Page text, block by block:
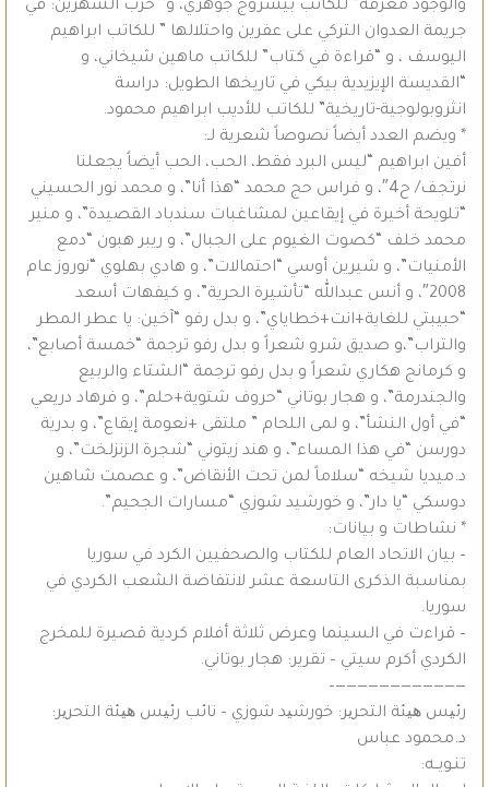
والوجود معرفة” للكاتب بيشروج جوهري، و “حرب الشهرين: في
جريمة العدوان التركي على عفرين واحتلالها ” للكاتب ابراهيم
اليوسف ، و “قراءة في كتاب” للكاتب ماهين شيخاني، و
“القديسة الإيزيدية بيكي في تاريخها الطويل: دراسة
انثروبولوجية-تاريخية” للكاتب للأديب ابراهيم محمود.
* ويضم العدد أيضاً نصوصاً شعرية لـ:
أفين ابراهيم “ليس البرد فقط، الحب، الحب أيضاً يجعلنا
نرتجف/ ح4″، و فراس حج محمد “هذا أنا”، و محمد نور الحسيني
“تلويحة أخيرة في إيقاعين لمشاغبات سندباد القصيدة”، و منير
محمد خلف “كصوت الغيوم على الجبال”، و ريبر هبون “دمع
الأمنيات”، و شيرين أوسي “احتمالات”، و هادي بهلوي “نوروز عام
2008″، و أنس عبدالله “تأشيرة الحرية”، و كيفهات أسعد
“حبيبتي للغاية+انت+خطاياي”، و بدل رفو “آخين: يا عطر المطر
والتراب”،و صديق شرو شعراً و بدل رفو ترجمة “خمسة أصابع”،
و كرمانج هكاري شعراً و بدل رفو ترجمة “الشتاء والربيع
والجندرمة”، و هجار بوتاني “حروف شتوية+حلم”، و فرهاد دريعي
“في أول النشأ”، و لمى اللحام ” ملتقى +نعومة إيقاع”، و بدرية
دورسن “في هذا المساء”، و هند زيتوني “شجرة الزنزلخت”، و
د.ميديا شيخه “سلاماً لمن تحت الأنقاض”، و عصمت شاهين
دوسكي “يا دار”، و خورشيد شوزي “مسارات الجحيم”.
* نشاطات و بيانات:
– بيان الاتحاد العام للكتاب والصحفيين الكرد في سوريا
بمناسبة الذكرى التاسعة عشر لانتفاضة الشعب الكردي في
سوريا.
– قراءت في السينما وعرض ثلاثة أفلام كردية قصيرة للمخرج
الكردي أكرم سيتي – تقرير: هجار بوتاني.
————————————–
رئیس ھیئة التحریر: خورشید شوزي – نائب رئیس ھیئة التحریر:
د.محمود عباس
تنـويــه: